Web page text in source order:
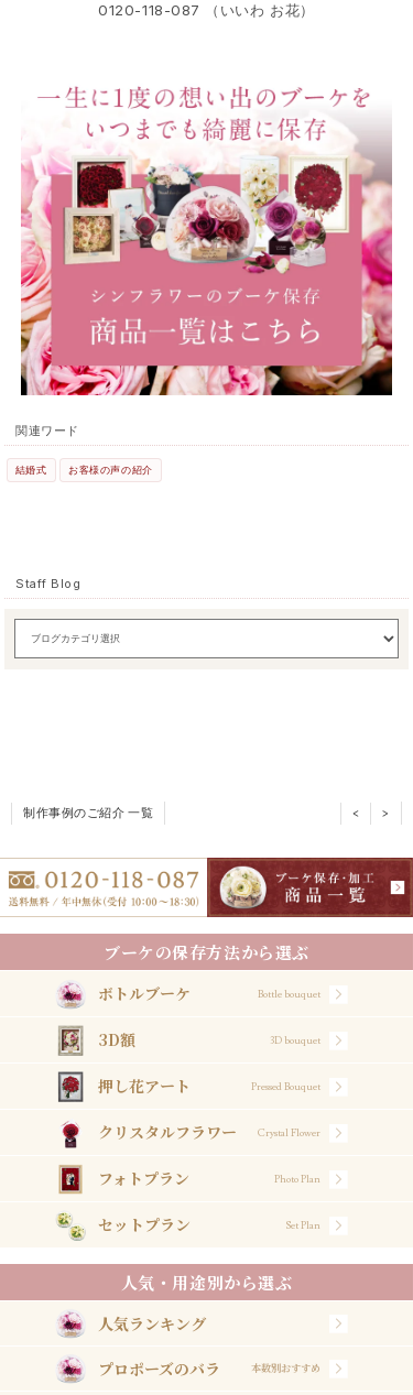
0120-118-087 （いいわ お花）
関連ワード
結婚式 お客様の声の紹介
Staff Blog
制作事例のご紹介 一覧 < >
ブーケの保存方法から選ぶ
ボトルブーケ Bottle bouquet
3D額 3D bouquet
押し花アート Pressed Bouquet
クリスタルフラワー Crystal Flower
フォトプラン Photo Plan
セットプラン Set Plan
人気・用途別から選ぶ
人気ランキング
プロポーズのバラ 本数別おすすめ